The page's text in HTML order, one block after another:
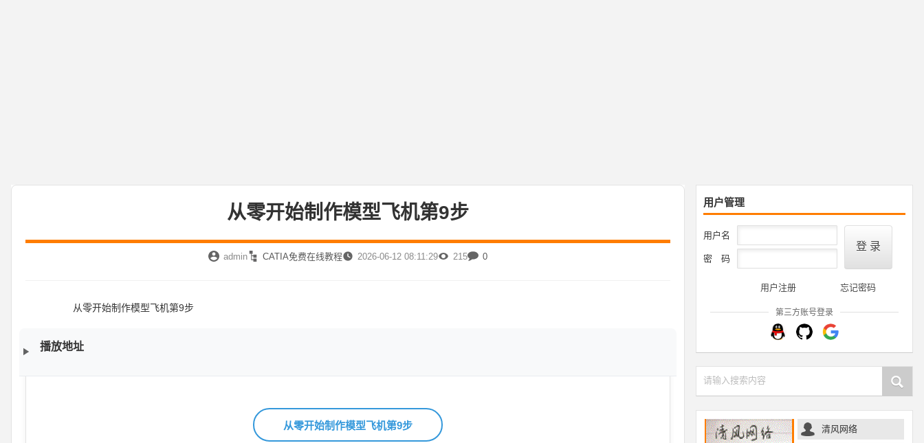
用户管理
用户名
密 码
用户注册 忘记密码
第三方账号登录
请输入搜索内容
清风网络
从零开始制作模型飞机第9步
admin CATIA免费在线教程 2026-06-12 08:11:29 215 0
从零开始制作模型飞机第9步
播放地址
从零开始制作模型飞机第9步